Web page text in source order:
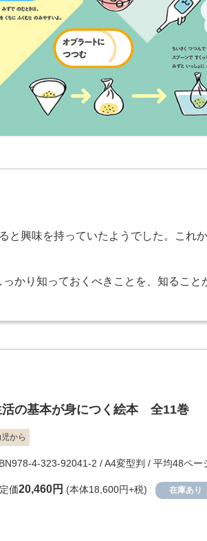
と興味を持っていたようでした。これ
かり知っておくべきことを、知ること
活の基本が身につく絵本 全11巻
から
4-323-92041-2 / A4変型判 / 平均48ペー
価20,460円 (本体18,600円+税) 在庫あり